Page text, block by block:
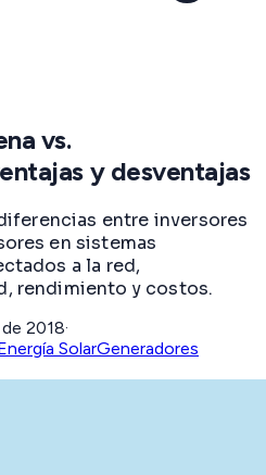
vs.
y desventajas
entre inversores
en sistemas
a la red,
rendimiento y costos.
2018·
SolarGeneradores